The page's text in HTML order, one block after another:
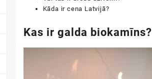
Kāda ir cena Latvijā?
Kas ir galda biokamīns?